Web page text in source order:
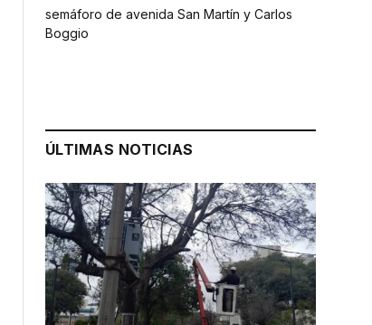
semáforo de avenida San Martín y Carlos
Boggio
ÚLTIMAS NOTICIAS